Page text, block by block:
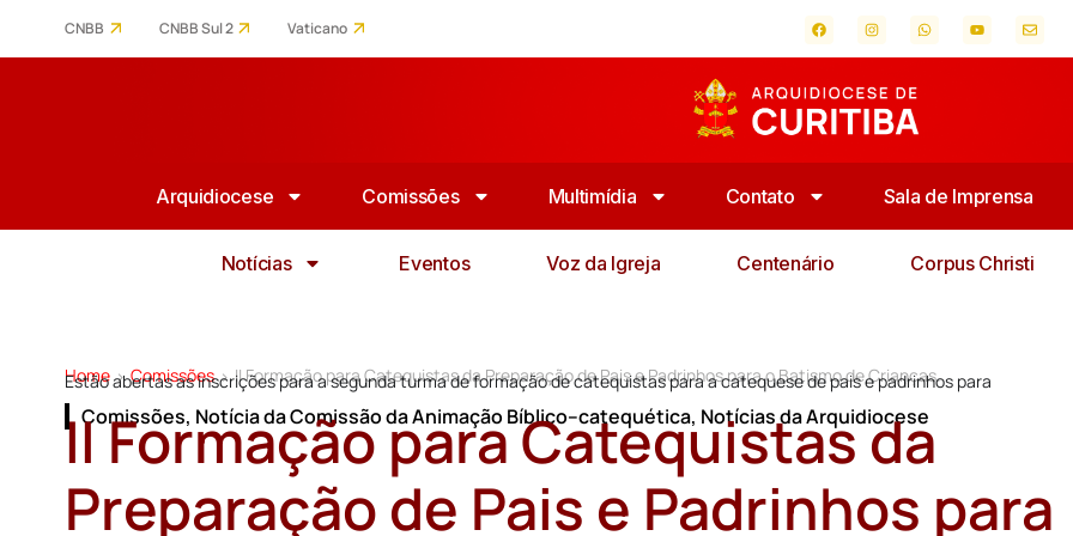
CNBB CNBB Sul 2 Vaticano
Arquidiocese Comissões Multimídia Contato Sala de Imprensa
Notícias Eventos Voz da Igreja Centenário Corpus Christi
Home > Comissões > II Formação para Catequistas da Preparação de Pais e Padrinhos para o Batismo de Crianças.
Estão abertas as inscrições para a segunda turma de formação de catequistas para a catequese de pais e padrinhos para
Comissões, Notícia da Comissão da Animação Bíblico–catequética, Notícias da Arquidiocese
II Formação para Catequistas da
Preparação de Pais e Padrinhos para